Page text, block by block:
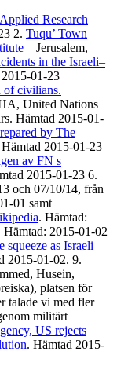
Research
2. Tuqu’ Town
– Jerusalem,
in the Israeli–
01-23
of civilians.
United Nations
Hämtad 2015-01-
by The
2015-01-23
av FN s
2015-01-23 6.
och 07/10/14, från
01 samt
. Hämtad:
Hämtad: 2015-01-02
as Israeli
2015-01-02. 9.
Husein,
platsen för
talade vi med fler
militärt
US rejects
. Hämtad 2015-